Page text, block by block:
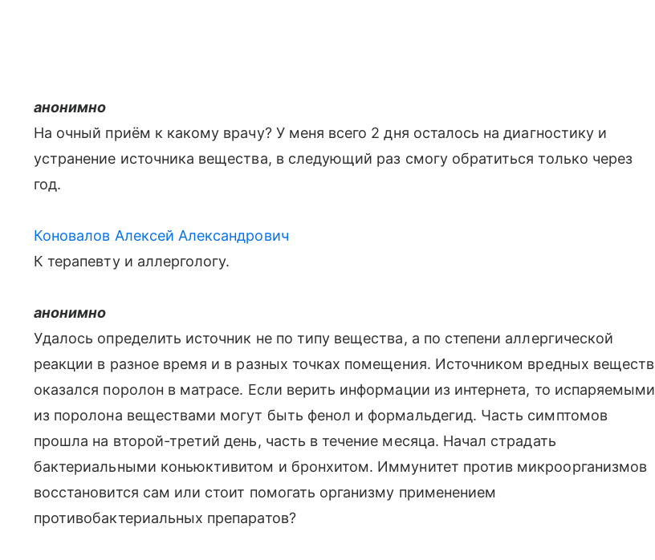
анонимно
На очный приём к какому врачу? У меня всего 2 дня осталось на диагностику и
устранение источника вещества, в следующий раз смогу обратиться только через
год.
Коновалов Алексей Александрович
К терапевту и аллергологу.
анонимно
Удалось определить источник не по типу вещества, а по степени аллергической
реакции в разное время и в разных точках помещения. Источником вредных веществ
оказался поролон в матрасе. Если верить информации из интернета, то испаряемыми
из поролона веществами могут быть фенол и формальдегид. Часть симптомов
прошла на второй-третий день, часть в течение месяца. Начал страдать
бактериальными коньюктивитом и бронхитом. Иммунитет против микроорганизмов
восстановится сам или стоит помогать организму применением
противобактериальных препаратов?